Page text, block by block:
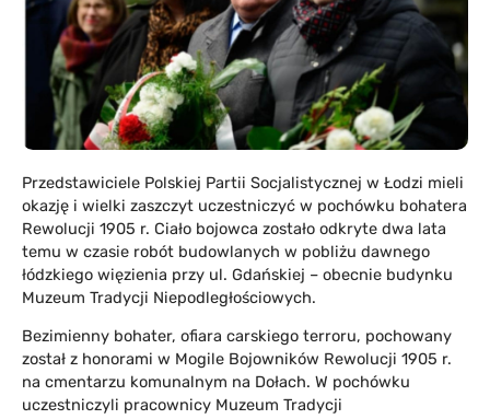
Przedstawiciele Polskiej Partii Socjalistycznej w Łodzi mieli
okazję i wielki zaszczyt uczestniczyć w pochówku bohatera
Rewolucji 1905 r. Ciało bojowca zostało odkryte dwa lata
temu w czasie robót budowlanych w pobliżu dawnego
łódzkiego więzienia przy ul. Gdańskiej – obecnie budynku
Muzeum Tradycji Niepodległościowych.
Bezimienny bohater, ofiara carskiego terroru, pochowany
został z honorami w Mogile Bojowników Rewolucji 1905 r.
na cmentarzu komunalnym na Dołach. W pochówku
uczestniczyli pracownicy Muzeum Tradycji